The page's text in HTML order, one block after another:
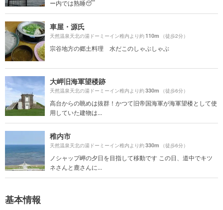
ー内では熟睡😴
車屋・源氏
天然温泉天北の湯ドーミーイン稚内より約110m （徒歩2分）
宗谷地方の郷土料理 水だこのしゃぶしゃぶ
大岬旧海軍望楼跡
天然温泉天北の湯ドーミーイン稚内より約330m （徒歩6分）
高台からの眺めは抜群！かつて旧帝国海軍が海軍望楼として使
用していた建物は...
稚内市
天然温泉天北の湯ドーミーイン稚内より約330m （徒歩6分）
ノシャップ岬の夕日を目指して移動です この日、道中でキツ
ネさんと鹿さんに...
基本情報